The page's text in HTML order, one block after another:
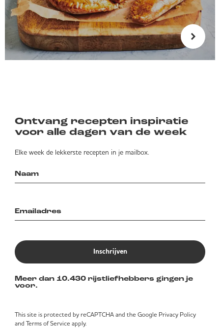
Ontvang recepten inspiratie
voor alle dagen van de week
Elke week de lekkerste recepten in je mailbox.
Inschrijven
Meer dan 10.430 rijstliefhebbers gingen je
voor.
This site is protected by reCAPTCHA and the Google Privacy Policy
and Terms of Service apply.